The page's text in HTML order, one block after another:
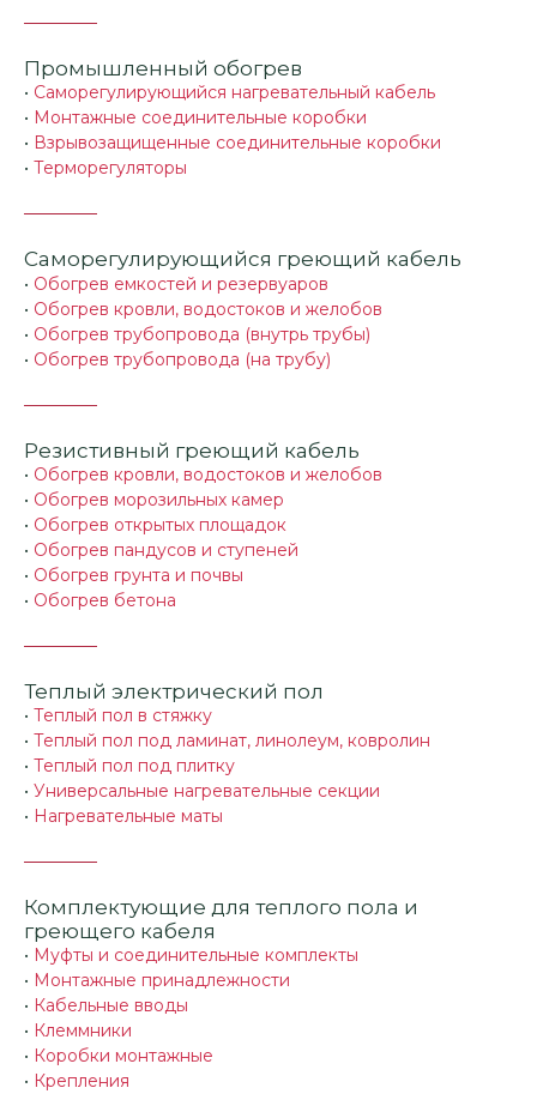
Промышленный обогрев
• Саморегулирующийся нагревательный кабель
• Монтажные соединительные коробки
• Взрывозащищенные соединительные коробки
• Терморегуляторы
Саморегулирующийся греющий кабель
• Обогрев емкостей и резервуаров
• Обогрев кровли, водостоков и желобов
• Обогрев трубопровода (внутрь трубы)
• Обогрев трубопровода (на трубу)
Резистивный греющий кабель
• Обогрев кровли, водостоков и желобов
• Обогрев морозильных камер
• Обогрев открытых площадок
• Обогрев пандусов и ступеней
• Обогрев грунта и почвы
• Обогрев бетона
Теплый электрический пол
• Теплый пол в стяжку
• Теплый пол под ламинат, линолеум, ковролин
• Теплый пол под плитку
• Универсальные нагревательные секции
• Нагревательные маты
Комплектующие для теплого пола и
греющего кабеля
• Муфты и соединительные комплекты
• Монтажные принадлежности
• Кабельные вводы
• Клеммники
• Коробки монтажные
• Крепления